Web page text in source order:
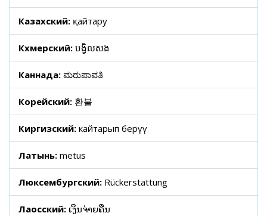
Казахский: қайтару
Кхмерский: បង្វិលសង
Каннада: ಮರುಪಾವತಿ
Корейский: 환불
Киргизский: кайтарып берүү
Латынь: metus
Люксембургский: Rückerstattung
Лаосский: ເງິນຈ່າຍຄືນ